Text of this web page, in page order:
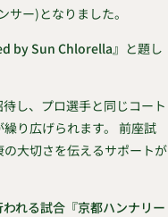
ー)となりました。
by Sun Chlorella』 と題し
し、プロ選手と同じコート
り広げられます。 前座試
大切さを伝えるサポートが
れる試合『京都ハンナリー